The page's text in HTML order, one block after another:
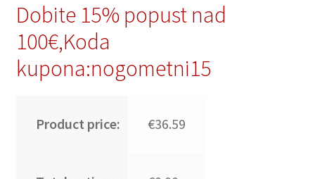
Dobite 15% popust nad
100€,Koda
kupona:nogometni15
Product price: €36.59